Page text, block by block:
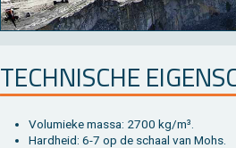
TECH­NI­SCHE
Vo­lu­mie­ke massa: 2700 kg/m³.
Hard­heid: 6-7 op de schaal van Mohs.